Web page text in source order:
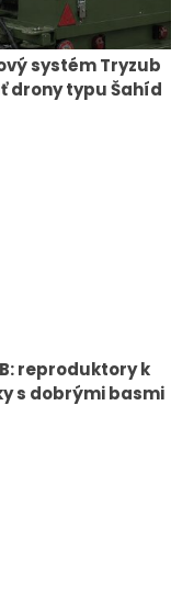
systém Tryzub
drony typu Šahíd
reproduktory k
s dobrými basmi